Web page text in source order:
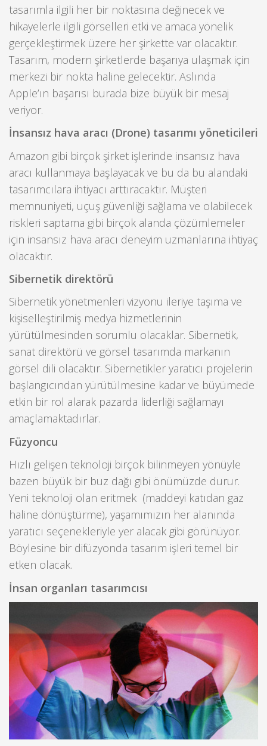
tasarımla ilgili her bir noktasına değinecek ve
hikayelerle ilgili görselleri etki ve amaca yönelik
gerçekleştirmek üzere her şirkette var olacaktır.
Tasarım, modern şirketlerde başarıya ulaşmak için
merkezi bir nokta haline gelecektir. Aslında
Apple’ın başarısı burada bize büyük bir mesaj
veriyor.
İnsansız hava aracı (Drone) tasarımı yöneticileri
Amazon gibi birçok şirket işlerinde insansız hava
aracı kullanmaya başlayacak ve bu da bu alandaki
tasarımcılara ihtiyacı arttıracaktır. Müşteri
memnuniyeti, uçuş güvenliği sağlama ve olabilecek
riskleri saptama gibi birçok alanda çözümlemeler
için insansız hava aracı deneyim uzmanlarına ihtiyaç
olacaktır.
Sibernetik direktörü
Sibernetik yönetmenleri vizyonu ileriye taşıma ve
kişiselleştirilmiş medya hizmetlerinin
yürütülmesinden sorumlu olacaklar. Sibernetik,
sanat direktörü ve görsel tasarımda markanın
görsel dili olacaktır. Sibernetikler yaratıcı projelerin
başlangıcından yürütülmesine kadar ve büyümede
etkin bir rol alarak pazarda liderliği sağlamayı
amaçlamaktadırlar.
Füzyoncu
Hızlı gelişen teknoloji birçok bilinmeyen yönüyle
bazen büyük bir buz dağı gibi önümüzde durur.
Yeni teknoloji olan eritmek (maddeyi katıdan gaz
haline dönüştürme), yaşamımızın her alanında
yaratıcı seçenekleriyle yer alacak gibi görünüyor.
Böylesine bir difüzyonda tasarım işleri temel bir
etken olacak.
İnsan organları tasarımcısı